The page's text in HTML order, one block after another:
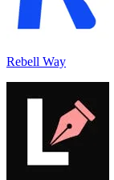
Rebell Way